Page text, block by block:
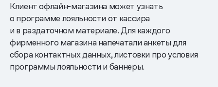
Клиент офлайн-магазина может узнать
о программе лояльности от кассира
и в раздаточном материале. Для каждого
фирменного магазина напечатали анкеты для
сбора контактных данных, листовки про условия
программы лояльности и баннеры.